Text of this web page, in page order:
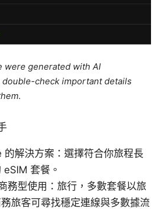
were generated with AI
double-check important details
解決方案：選擇符合你旅程長
套餐。
務型使用：旅行，多數套餐以旅
旅客可尋找穩定連線與多數據流